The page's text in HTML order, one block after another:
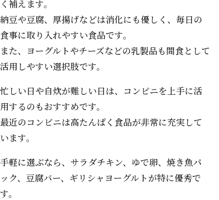
く補えます。
納豆や豆腐、厚揚げなどは消化にも優しく、毎日の
食事に取り入れやすい食品です。
また、ヨーグルトやチーズなどの乳製品も間食として
活用しやすい選択肢です。
忙しい日や自炊が難しい日は、コンビニを上手に活
用するのもおすすめです。
最近のコンビニは高たんぱく食品が非常に充実して
います。
手軽に選ぶなら、サラダチキン、ゆで卵、焼き魚パ
ック、豆腐バー、ギリシャヨーグルトが特に優秀で
す。